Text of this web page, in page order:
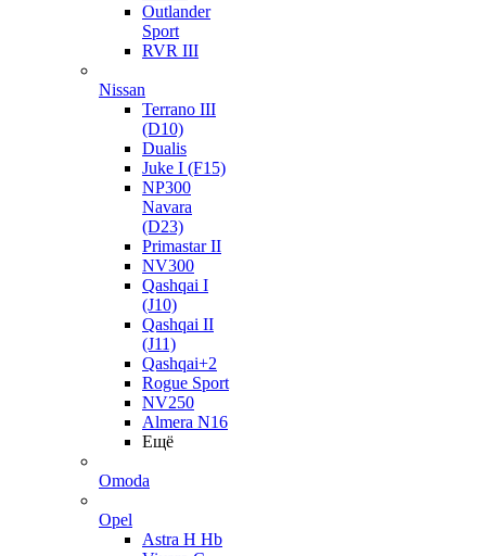
Outlander
Sport
RVR III
Nissan
Terrano III
(D10)
Dualis
Juke I (F15)
NP300
Navara
(D23)
Primastar II
NV300
Qashqai I
(J10)
Qashqai II
(J11)
Qashqai+2
Rogue Sport
NV250
Almera N16
Ещё
Omoda
Opel
Astra H Hb